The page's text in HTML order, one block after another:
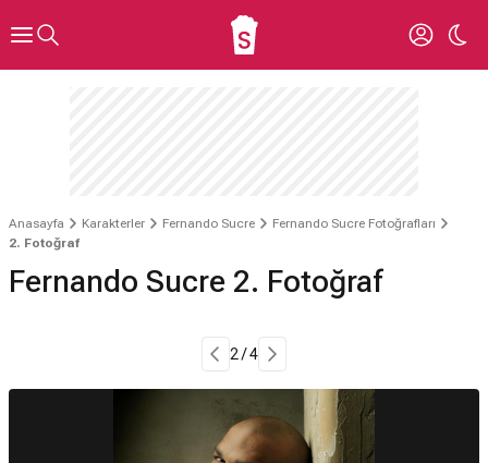
Anasayfa Karakterler Fernando Sucre
Fernando Sucre Fotoğrafları
2. Fotoğraf
Fernando Sucre 2. Fotoğraf
2 / 4